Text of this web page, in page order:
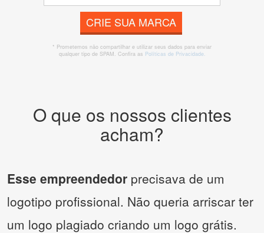
CRIE SUA MARCA
* Prometemos não compartilhar e utilizar seus dados para enviar
qualquer tipo de SPAM. Confira as Políticas de Privacidade.
O que os nossos clientes
acham?
Esse empreendedor precisava de um
logotipo profissional. Não queria arriscar ter
um logo plagiado criando um logo grátis.